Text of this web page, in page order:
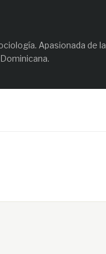
Apasionada de la